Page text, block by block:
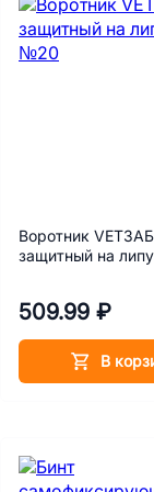
Воротник
защитный на
509.99 ₽
В